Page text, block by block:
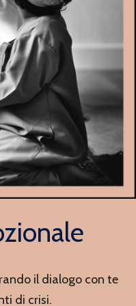
il dialogo con te
di crisi.